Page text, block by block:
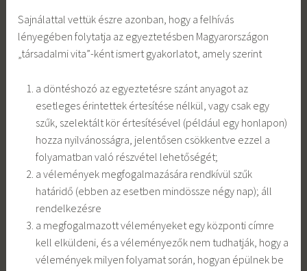
Sajnálattal vettük észre azonban, hogy a felhívás
lényegében folytatja az egyeztetésben Magyarországon
„társadalmi vita”-ként ismert gyakorlatot, amely szerint
a döntéshozó az egyeztetésre szánt anyagot az
esetleges érintettek értesítése nélkül, vagy csak egy
szűk, szelektált kör értesítésével (például egy honlapon)
hozza nyilvánosságra, jelentősen csökkentve ezzel a
folyamatban való részvétel lehetőségét;
a vélemények megfogalmazására rendkívül szűk
határidő (ebben az esetben mindössze négy nap); áll
rendelkezésre
a megfogalmazott véleményeket egy központi címre
kell elküldeni, és a véleményezők nem tudhatják, hogy a
vélemények milyen folyamat során, hogyan épülnek be